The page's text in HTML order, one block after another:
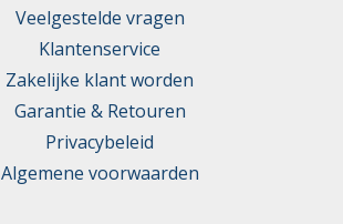
Veelgestelde vragen
Klantenservice
Zakelijke klant worden
Garantie & Retouren
Privacybeleid
Algemene voorwaarden